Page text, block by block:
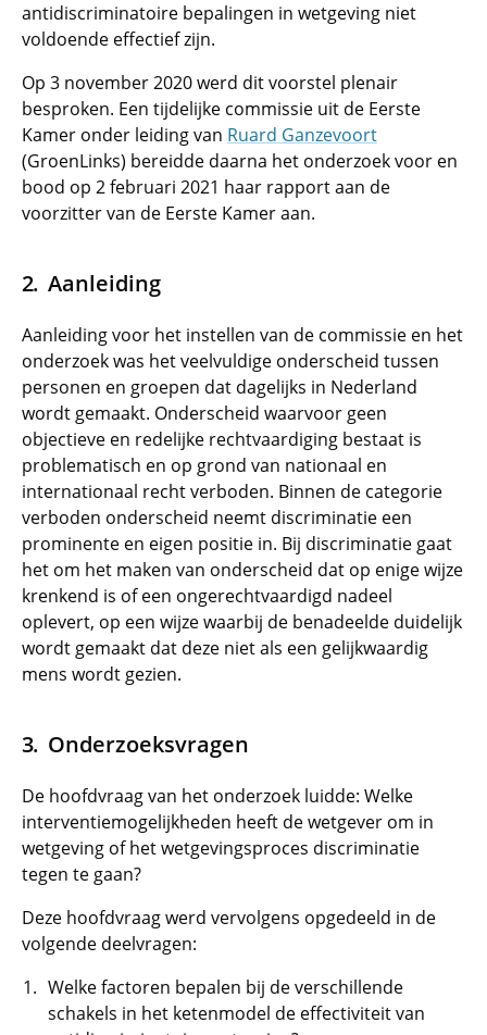
antidiscriminatoire bepalingen in wetgeving niet
voldoende effectief zijn.
Op 3 november 2020 werd dit voorstel plenair
besproken. Een tijdelijke commissie uit de Eerste
Kamer onder leiding van Ruard Ganzevoort
(GroenLinks) bereidde daarna het onderzoek voor en
bood op 2 februari 2021 haar rapport aan de
voorzitter van de Eerste Kamer aan.
Aanleiding
Aanleiding voor het instellen van de commissie en het
onderzoek was het veelvuldige onderscheid tussen
personen en groepen dat dagelijks in Nederland
wordt gemaakt. Onderscheid waarvoor geen
objectieve en redelijke rechtvaardiging bestaat is
problematisch en op grond van nationaal en
internationaal recht verboden. Binnen de categorie
verboden onderscheid neemt discriminatie een
prominente en eigen positie in. Bij discriminatie gaat
het om het maken van onderscheid dat op enige wijze
krenkend is of een ongerechtvaardigd nadeel
oplevert, op een wijze waarbij de benadeelde duidelijk
wordt gemaakt dat deze niet als een gelijkwaardig
mens wordt gezien.
Onderzoeksvragen
De hoofdvraag van het onderzoek luidde: Welke
interventiemogelijkheden heeft de wetgever om in
wetgeving of het wetgevingsproces discriminatie
tegen te gaan?
Deze hoofdvraag werd vervolgens opgedeeld in de
volgende deelvragen:
Welke factoren bepalen bij de verschillende
schakels in het ketenmodel de effectiviteit van